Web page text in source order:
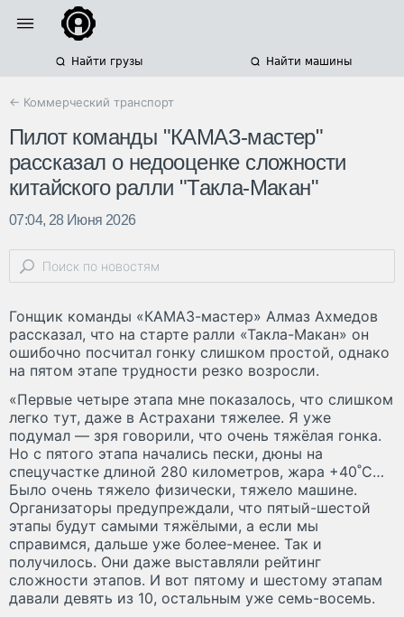
Найти грузы Найти машины
← Коммерческий транспорт
Пилот команды "КАМАЗ-мастер"
рассказал о недооценке сложности
китайского ралли "Такла-Макан"
07:04, 28 Июня 2026
Гонщик команды «КАМАЗ-мастер» Алмаз Ахмедов
рассказал, что на старте ралли «Такла-Макан» он
ошибочно посчитал гонку слишком простой, однако
на пятом этапе трудности резко возросли.
«Первые четыре этапа мне показалось, что слишком
легко тут, даже в Астрахани тяжелее. Я уже
подумал — зря говорили, что очень тяжёлая гонка.
Но с пятого этапа начались пески, дюны на
спецучастке длиной 280 километров, жара +40˚C…
Было очень тяжело физически, тяжело машине.
Организаторы предупреждали, что пятый-шестой
этапы будут самыми тяжёлыми, а если мы
справимся, дальше уже более-менее. Так и
получилось. Они даже выставляли рейтинг
сложности этапов. И вот пятому и шестому этапам
давали девять из 10, остальным уже семь-восемь.